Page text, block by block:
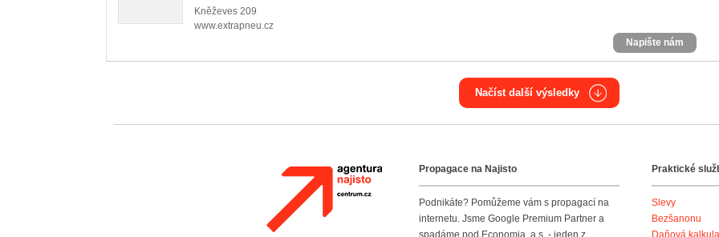
Kněževes 209
www.extrapneu.cz
Napište nám
Načíst další výsledky
Agentura NajistoPropagace na Najisto
Podnikáte? Pomůžeme vám s propagací na
internetu. Jsme Google Premium Partner a
spadáme pod Economia, a.s. - jeden z
Praktické
Slevy
Bezšanonu
Daňová